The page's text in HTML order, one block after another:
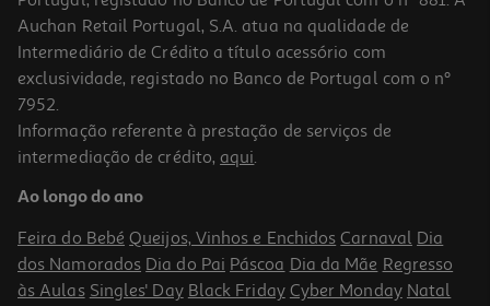
Jogo Switch 2 Hyrule Warriors Age Of Imprisonment
79.89 €/un
79,89 €
Auchan Retail Portugal, S.A. atua na qualidade de
Intermediário de Crédito a título acessório com
exclusividade, registado no Banco de Portugal com o nº
7952.
Informação referente à prestação de serviços de
intermediação de crédito, aqui.
Ao longo do ano
Feira do Bebé Queijos, Vinhos e Enchidos Carnaval Dia
dos Namorados Dia do Pai Páscoa Dia da Mãe Regresso
às Aulas Singles' Day Black Friday Cyber Monday Natal